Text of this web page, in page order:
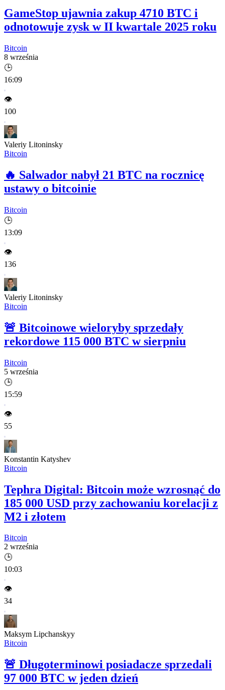
GameStop ujawnia zakup 4710 BTC i
odnotowuje zysk w II kwartale 2025 roku
Bitcoin
8 września
🕒
16:09
👁️
100
Valeriy Litoninsky
Bitcoin
🔥 Salwador nabył 21 BTC na rocznicę
ustawy o bitcoinie
Bitcoin
🕒
13:09
👁️
136
Valeriy Litoninsky
Bitcoin
🚨 Bitcoinowe wieloryby sprzedały
rekordowe 115 000 BTC w sierpniu
Bitcoin
5 września
🕒
15:59
👁️
55
Konstantin Katyshev
Bitcoin
Tephra Digital: Bitcoin może wzrosnąć do
185 000 USD przy zachowaniu korelacji z
M2 i złotem
Bitcoin
2 września
🕒
10:03
👁️
34
Maksym Lipchanskyy
Bitcoin
🚨 Długoterminowi posiadacze sprzedali
97 000 BTC w jeden dzień